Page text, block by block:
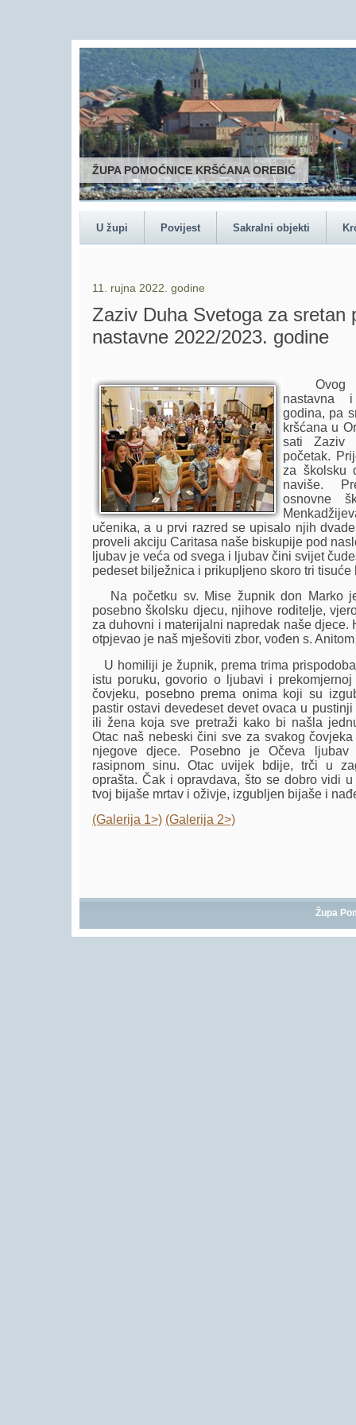
ŽUPA POMOĆNICE KRŠĆANA OREBIĆ
U župi Povijest Sakralni objekti
11. rujna 2022. godine
Zaziv Duha Svetoga za sretan
nastavne 2022/2023. godine
Ovog
nastavna
godina, pa
kršćana u
sati Zaziv
početak.
za školsku
naviše.
osnovne
učenika, a u prvi razred se upisalo njih
proveli akciju Caritasa naše biskupije pod
ljubav je veća od svega i ljubav čini svijet
pedeset bilježnica i prikupljeno skoro tri tisuće
Na početku sv. Mise župnik don Marko
posebno školsku djecu, njihove roditelje,
za duhovni i materijalni napredak naše djece.
otpjevao je naš mješoviti zbor, vođen s.
U homiliji je župnik, prema trima
istu poruku, govorio o ljubavi i
čovjeku, posebno prema onima koji su
pastir ostavi devedeset devet ovaca u
ili žena koja sve pretraži kako bi našla
Otac naš nebeski čini sve za svakog
njegove djece. Posebno je Očeva
rasipnom sinu. Otac uvijek bdije, trči u
oprašta. Čak i opravdava, što se dobro vidi
tvoj bijaše mrtav i oživje, izgubljen bijaše i
(Galerija 1>) (Galerija 2>)
Župa